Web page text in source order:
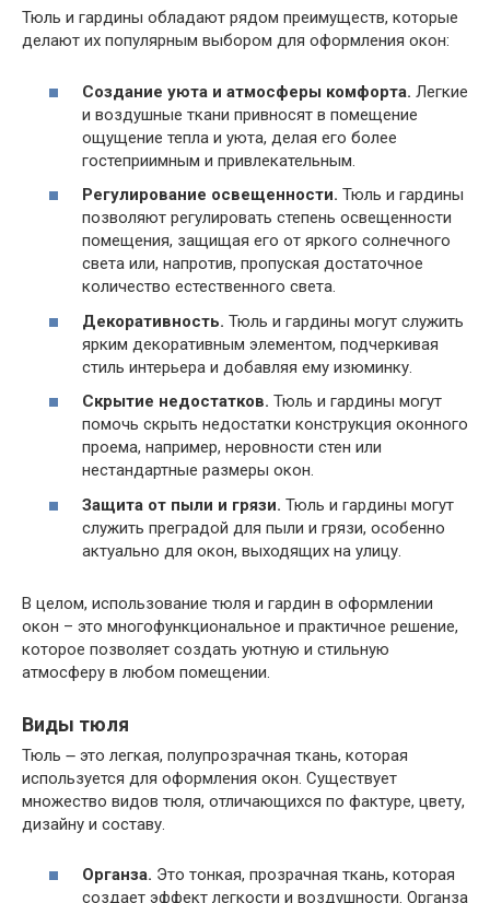
Тюль и гардины обладают рядом преимуществ, которые
делают их популярным выбором для оформления окон:
Создание уюта и атмосферы комфорта. Легкие
и воздушные ткани привносят в помещение
ощущение тепла и уюта, делая его более
гостеприимным и привлекательным.
Регулирование освещенности. Тюль и гардины
позволяют регулировать степень освещенности
помещения, защищая его от яркого солнечного
света или, напротив, пропуская достаточное
количество естественного света.
Декоративность. Тюль и гардины могут служить
ярким декоративным элементом, подчеркивая
стиль интерьера и добавляя ему изюминку.
Скрытие недостатков. Тюль и гардины могут
помочь скрыть недостатки конструкция оконного
проема, например, неровности стен или
нестандартные размеры окон.
Защита от пыли и грязи. Тюль и гардины могут
служить преградой для пыли и грязи, особенно
актуально для окон, выходящих на улицу.
В целом, использование тюля и гардин в оформлении
окон – это многофункциональное и практичное решение,
которое позволяет создать уютную и стильную
атмосферу в любом помещении.
Виды тюля
Тюль ౼ это легкая, полупрозрачная ткань, которая
используется для оформления окон. Существует
множество видов тюля, отличающихся по фактуре, цвету,
дизайну и составу.
Органза. Это тонкая, прозрачная ткань, которая
создает эффект легкости и воздушности. Органза